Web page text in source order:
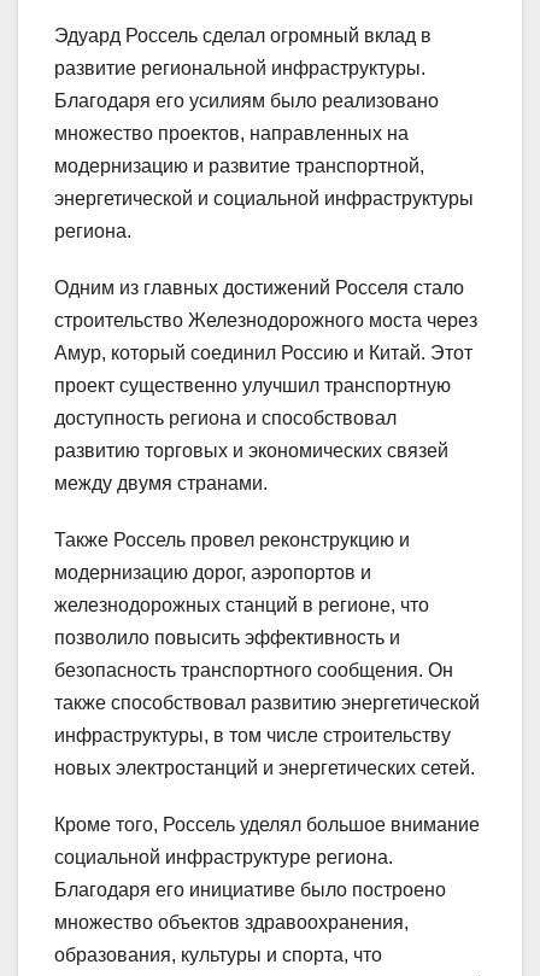
Эдуард Россель сделал огромный вклад в
развитие региональной инфраструктуры.
Благодаря его усилиям было реализовано
множество проектов, направленных на
модернизацию и развитие транспортной,
энергетической и социальной инфраструктуры
региона.
Одним из главных достижений Росселя стало
строительство Железнодорожного моста через
Амур, который соединил Россию и Китай. Этот
проект существенно улучшил транспортную
доступность региона и способствовал
развитию торговых и экономических связей
между двумя странами.
Также Россель провел реконструкцию и
модернизацию дорог, аэропортов и
железнодорожных станций в регионе, что
позволило повысить эффективность и
безопасность транспортного сообщения. Он
также способствовал развитию энергетической
инфраструктуры, в том числе строительству
новых электростанций и энергетических сетей.
Кроме того, Россель уделял большое внимание
социальной инфраструктуре региона.
Благодаря его инициативе было построено
множество объектов здравоохранения,
образования, культуры и спорта, что